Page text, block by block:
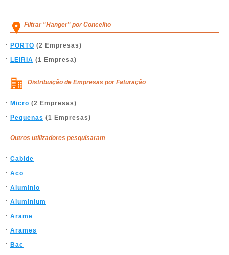
Filtrar "Hanger" por Concelho
PORTO (2 Empresas)
LEIRIA (1 Empresa)
Distribuição de Empresas por Faturação
Micro (2 Empresas)
Pequenas (1 Empresas)
Outros utilizadores pesquisaram
Cabide
Aco
Aluminio
Aluminium
Arame
Arames
Bac